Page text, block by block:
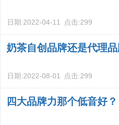
日期:2022-04-11 点击:299
奶茶自创品牌还是代理
日期:2022-08-01 点击:299
四大品牌力那个低音好？